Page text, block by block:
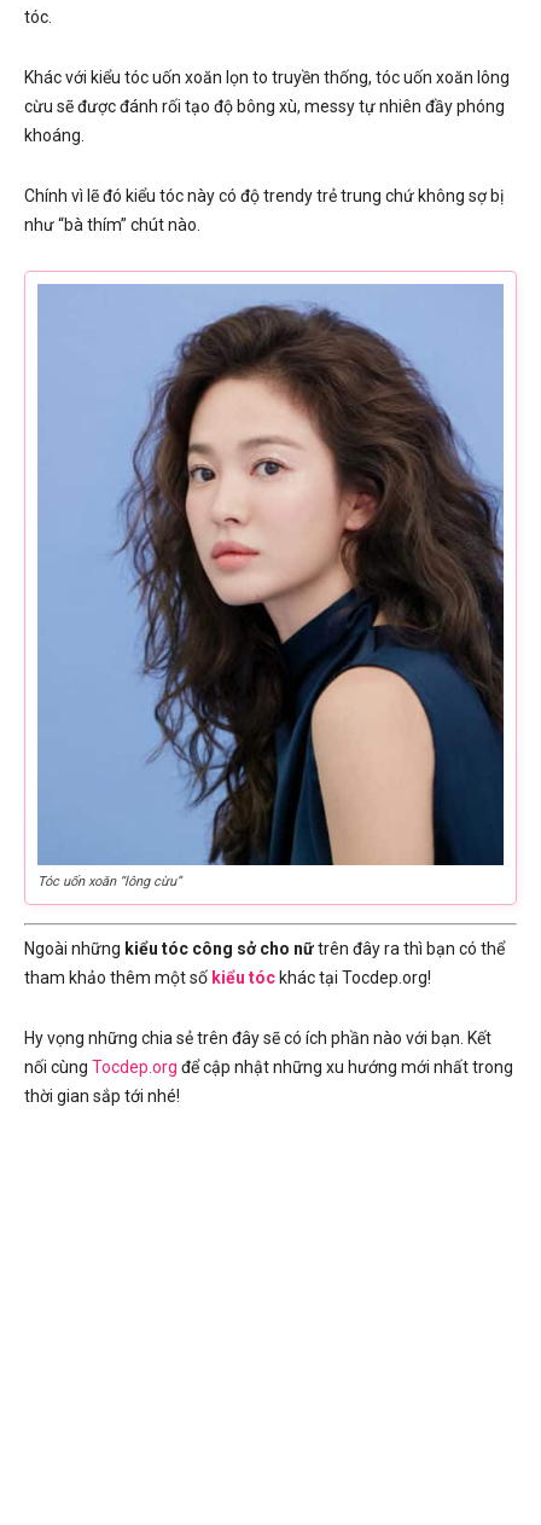
tóc.
Khác với kiểu tóc uốn xoăn lọn to truyền thống, tóc uốn xoăn lông
cừu sẽ được đánh rối tạo độ bông xù, messy tự nhiên đầy phóng
khoáng.
Chính vì lẽ đó kiểu tóc này có độ trendy trẻ trung chứ không sợ bị
như “bà thím” chút nào.
Tóc uốn xoăn “lông cừu”
Ngoài những kiểu tóc công sở cho nữtrên đây ra thì bạn có thể
tham khảo thêm một số kiểu tóc khác tại Tocdep.org!
Hy vọng những chia sẻ trên đây sẽ có ích phần nào với bạn. Kết
nối cùng Tocdep.org để cập nhật những xu hướng mới nhất trong
thời gian sắp tới nhé!